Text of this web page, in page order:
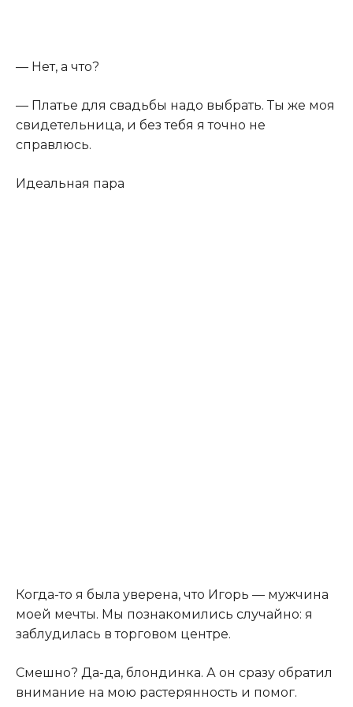
— Нет, а что?
— Платье для свадьбы надо выбрать. Ты же моя
свидетельница, и без тебя я точно не
справлюсь.
Идеальная пара
Когда-то я была уверена, что Игорь — мужчина
моей мечты. Мы познакомились случайно: я
заблудилась в торговом центре.
Смешно? Да-да, блондинка. А он сразу обратил
внимание на мою растерянность и помог.